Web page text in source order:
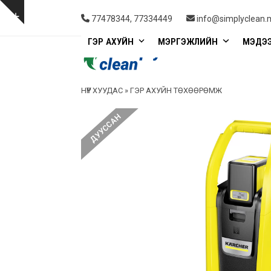
Skip
Show
77478344, 77334449
ГЭР АХУЙН МЭРГЭЖЛИЙН
НҮҮР ХУУДАС »ГЭР АХУЙН ТӨХӨӨРӨМЖ
ДУУССАН